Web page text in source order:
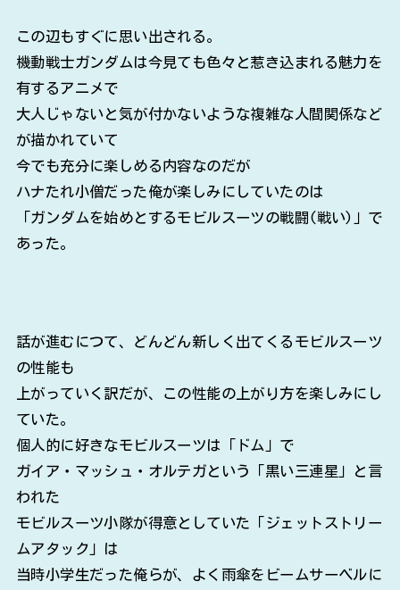
この辺もすぐに思い出される。
機動戦士ガンダムは今見ても色々と惹き込まれる魅力を
有するアニメで
大人じゃないと気が付かないような複雑な人間関係など
が描かれていて
今でも充分に楽しめる内容なのだが
ハナたれ小僧だった俺が楽しみにしていたのは
「ガンダムを始めとするモビルスーツの戦闘(戦い)」で
あった。
話が進むにつて、どんどん新しく出てくるモビルスーツ
の性能も
上がっていく訳だが、この性能の上がり方を楽しみにし
ていた。
個人的に好きなモビルスーツは「ドム」で
ガイア・マッシュ・オルテガという「黒い三連星」と言
われた
モビルスーツ小隊が得意としていた「ジェットストリー
ムアタック」は
当時小学生だった俺らが、よく雨傘をビームサーベルに